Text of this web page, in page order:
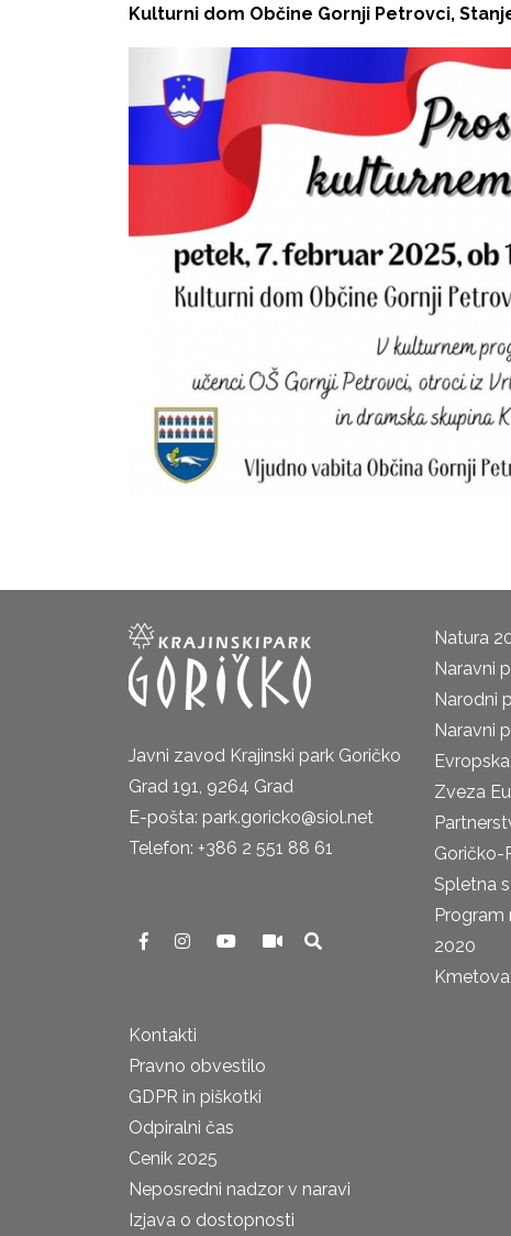
Kulturni dom Občine Gornji Petrovci,
Javni zavod Krajinski park Goričko
Grad 191, 9264 Grad
E-pošta: park.goricko@siol.net
Telefon: +386 2 551 88 61
Kontakti
Pravno obvestilo
GDPR in piškotki
Odpiralni čas
Cenik 2025
Neposredni nadzor v naravi
Izjava o dostopnosti
Natura
Naravni
Narodni
Naravni
Zveza
Goričko-
Spletna
Program
2020